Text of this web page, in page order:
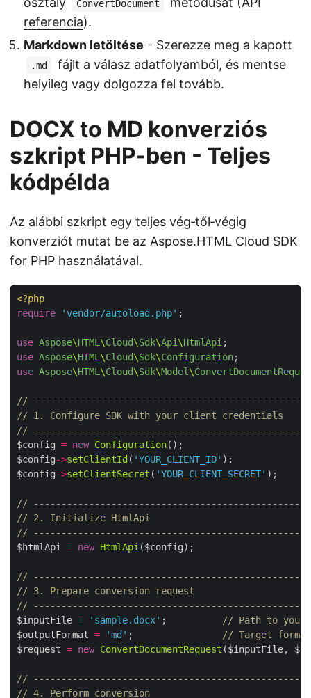
ConvertDocument
referencia).
Markdown letöltése - Szerezze meg a kapott
.md
fájlt a válasz adatfolyamból, és mentse
helyileg vagy dolgozza fel tovább.
DOCX to MD konverziós
szkript PHP-ben - Teljes
kódpélda
Az alábbi szkript egy teljes vég‑től‑végig
konverziót mutat be az Aspose.HTML Cloud SDK
for PHP használatával.
<?php
require
'vendor/autoload.php'
use Aspose\HTML \Cloud\Sdk\Api \HtmlApi
use Aspose\HTML \Cloud\Sdk\Configuration
use Aspose\HTML \Cloud\Sdk\Model \
//
// 1. Configure SDK with your client credentials
//
$config = new Configuration
$config->setClientId ( 'YOUR_CLIENT_ID'
$config->setClientSecret ( 'YOUR_CLIENT_SECRET'
//
// 2. Initialize HtmlApi
//
$htmlApi = new HtmlApi
//
// 3. Prepare conversion request
//
$inputFile = 'sample.docx' ;
// Path to your
$outputFormat = 'md' ;
// Target format
$request = new ConvertDocumentRequest
//
// 4. Perform conversion